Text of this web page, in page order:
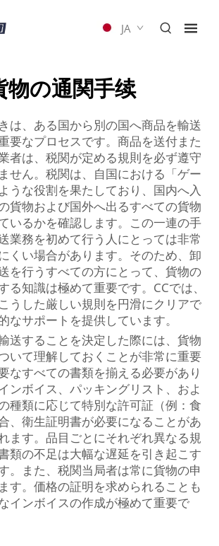
JA
物の通関手续
は、ある国から別の国へ商品を輸送
要なプロセスです。商品を送付また
者は、税関が定める規則を必ず遵守
せん。税関は、自国における「ゲー
うな役割を果たしており、国内へ入
貨物および国外へ出るすべての貨物
いるかを確認します。この一連の手
業務を初めて行う人にとっては非常
くい場合があります。そのため、卸
を行うすべての方にとって、貨物の
る知識は極めて重要です。CCでは、
うした厳しい規則を円滑にクリアで
なサポートを提供しています。
送することを決定した際には、貨物
いて理解しておくことが非常に重要
なすべての書類を揃える必要があり
ンボイス、パッキングリスト、およ
種類に応じて特別な許可証（例：食
、衛生証明書が必要になることがあ
ます。品目ごとにそれぞれ異なる規
類の不足は大幅な遅延を引き起こす
。また、税関当局者は常に貨物の申
す。価格の証明を求められることも
インボイスの作成が極めて重要で